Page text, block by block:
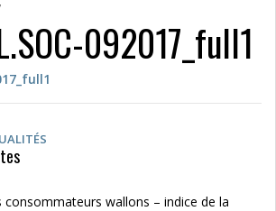
092017_full1
consommateurs wallons – indice de la